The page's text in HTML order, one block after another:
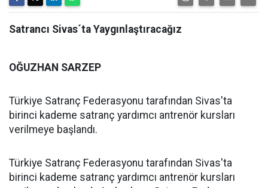
Satrancı Sivas´ta Yaygınlaştıracağız
OĞUZHAN SARZEP
Türkiye Satranç Federasyonu tarafından Sivas'ta
birinci kademe satranç yardımcı antrenör kursları
verilmeye başlandı.
Türkiye Satranç Federasyonu tarafından Sivas'ta
birinci kademe satranç yardımcı antrenör kursları